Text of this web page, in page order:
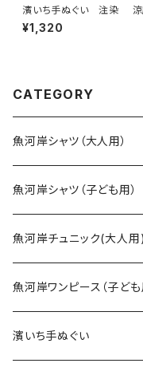
濱いち手ぬぐい 注染 涼
柄 赤色×白 朱色 茜色
統染色技法 麻模様 特
¥1,320
CATEGORY
魚河岸シャツ（大人用）
SSサイズ
Sサイズ
Mサイズ
Lサイズ
魚河岸シャツ（子ども用）
90cm
100cm
110cm
魚河岸チュニック(大人用)
魚河岸ワンピース（子ども
100cm
濱いち手ぬぐい